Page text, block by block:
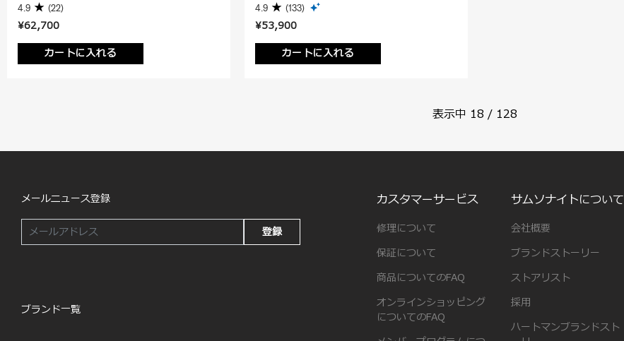
¥62,700
カートに入れる
4.9 (22)
¥53,900
カートに入れる
4.9 (133)
表示中 18 / 128
メールニュース登録
登録
ブランド一覧
カスタマーサービス
修理について
保証について
商品についてのFAQ
オンラインショッピング
についてのFAQ
サムソナイトについて
会社概要
ブランドストーリー
ストアリスト
採用
ハートマンブランドスト